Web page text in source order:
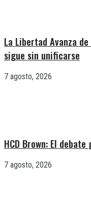
La Libertad Avanza
sigue sin unificarse
7 agosto, 2026
HCD Brown: El
7 agosto, 2026